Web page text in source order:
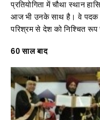
प्रतियोगिता में चौथा स्थान
आज भी उनके साथ है। वे पदक
परिश्रम से देश को निश्चित रूप
60 साल बाद